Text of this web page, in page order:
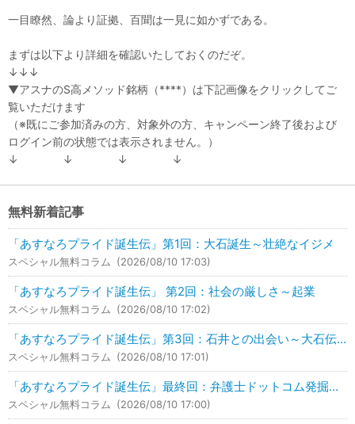
一目瞭然、論より証拠、百聞は一見に如かずである。
まずは以下より詳細を確認いたしておくのだぞ。
↓↓↓
▼アスナのS高メソッド銘柄（****）は下記画像をクリックしてご
覧いただけます
（※既にご参加済みの方、対象外の方、キャンペーン終了後および
ログイン前の状態では表示されません。）
↓ ↓ ↓ ↓
無料新着記事
「あすなろプライド誕生伝」第1回：大石誕生～壮絶なイジメ
スペシャル無料コラム (2026/08/10 17:03)
「あすなろプライド誕生伝」 第2回：社会の厳しさ～起業
スペシャル無料コラム (2026/08/10 17:02)
「あすなろプライド誕生伝」第3回：石井との出会い～大石伝説の銘柄推奨
スペシャル無料コラム (2026/08/10 17:01)
「あすなろプライド誕生伝」最終回：弁護士ドットコム発掘～あすなろプライド
スペシャル無料コラム (2026/08/10 17:00)